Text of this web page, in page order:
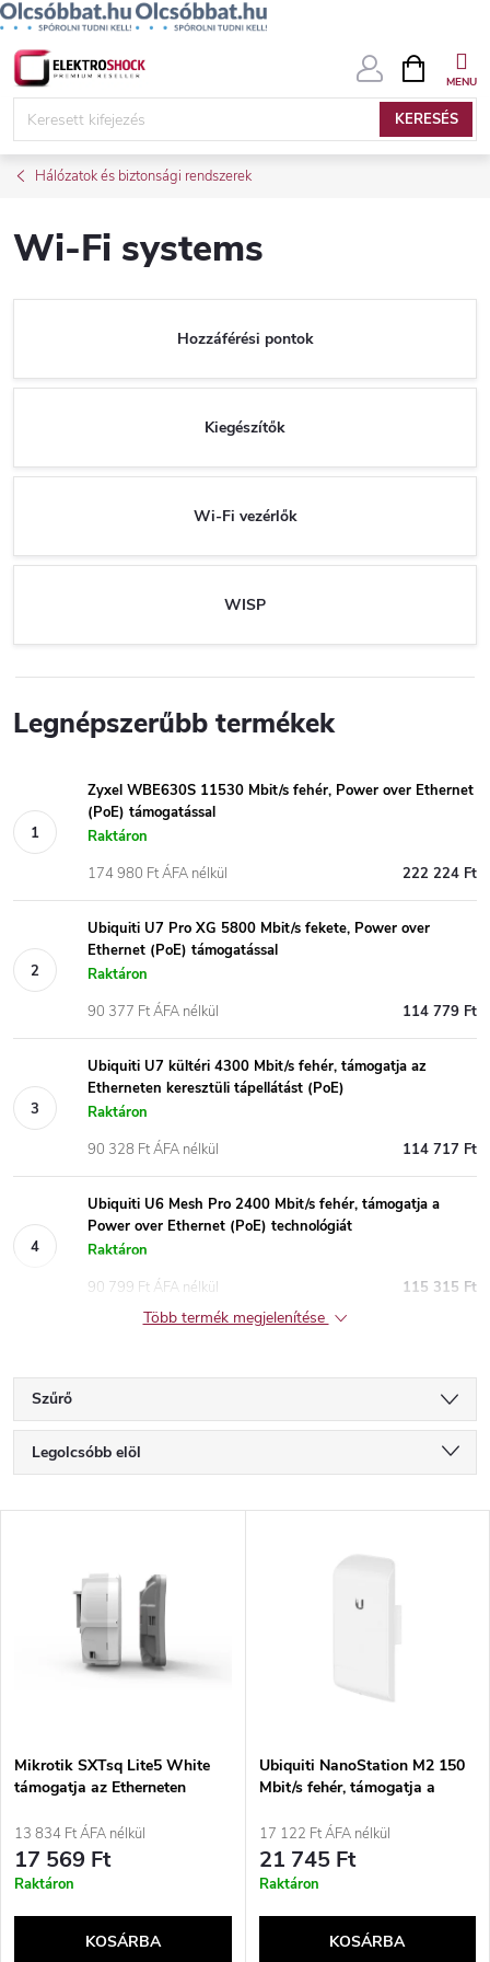
Ugrás
KERESÉS
KOSÁR
Hálózatok és biztonsági rendszerek
Wi-Fi systems
Hozzáférési pontok
Kiegészítők
Wi-Fi vezérlők
WISP
Legnépszerűbb termékek
Zyxel WBE630S 11530 Mbit/s fehér, Power over Ethernet
(PoE) támogatással
Raktáron
222 224 Ft
174 980 Ft ÁFA nélkül
Ubiquiti U7 Pro XG 5800 Mbit/s fekete, Power over
Ethernet (PoE) támogatással
Raktáron
114 779 Ft
90 377 Ft ÁFA nélkül
Ubiquiti U7 kültéri 4300 Mbit/s fehér, támogatja az
Etherneten keresztüli tápellátást (PoE)
Raktáron
114 717 Ft
90 328 Ft ÁFA nélkül
Ubiquiti U6 Mesh Pro 2400 Mbit/s fehér, támogatja a
Power over Ethernet (PoE) technológiát
Raktáron
115 315 Ft
90 799 Ft ÁFA nélkül
Több termék megjelenítése
Szűrő
T
e
e
k
r
Legolcsóbb elöl
ABC szerint
é
k
e
k
Mikrotik SXTsq Lite5 White
támogatja az Etherneten
13 834 Ft ÁFA nélkül
17 569 Ft
Raktáron
KOSÁRBA
Ubiquiti NanoStation M2 150
Mbit/s fehér, támogatja a
technológiát
17 122 Ft ÁFA nélkül
21 745 Ft
Raktáron
KOSÁRBA